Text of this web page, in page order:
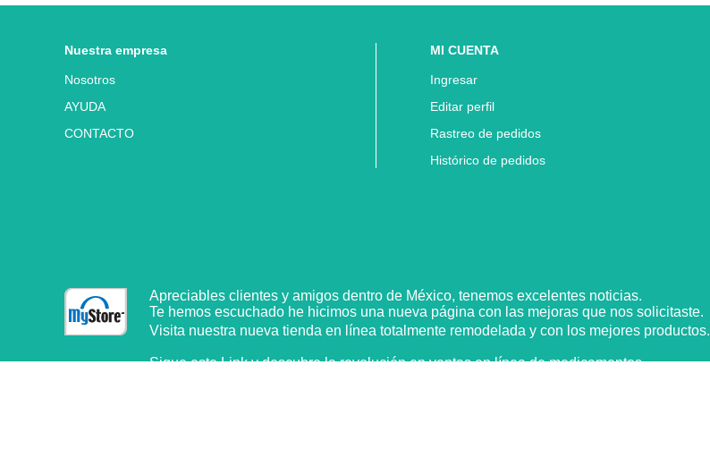
Nuestra empresa
Nosotros
AYUDA
CONTACTO
MI CUENTA
Ingresar
Editar perfil
Rastreo de pedidos
Histórico de pedidos
Apreciables clientes y amigos dentro de México, tenemos excelentes noticias.
Te hemos escuchado he hicimos una nueva página con las mejoras que nos solicitaste.
Visita nuestra nueva tienda en línea totalmente remodelada y con los mejores productos.
Sigue este Link y descubre larevoluciónen ventas enlíneade medicamentos